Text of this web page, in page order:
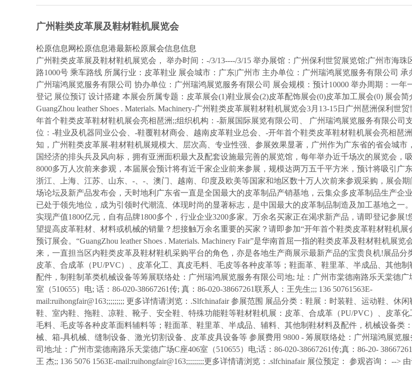
广州鞋类皮革展及鞋材鞋机展览会
松原信息网松原信息港最新松原展会信息信息
广州鞋类皮革展及鞋材鞋机展览会， 举办时间：-/3/13----/3/15 举办展馆：广州保利世贸展览馆;广州市海珠
路1000号 乘车路线 所属行业：皮革鞋业 展会城市：广东|广州市 主办单位：广州瑞鸿展览服务有限公司 承
广州瑞鸿展览服务有限公司 协办单位：广州瑞鸿展览服务有限公司 展会规模：预计10000 举办周期：一年
登记 展位预订 设计搭建 本展会所属专题：皮革展会(1)鞋业展会(2)皮革配饰展会(0)皮革加工展会(0) 展会简
GuangZhou leather Shoes . Materials. Machinery-广州鞋类皮革展鞋材鞋机展览会3月13-15日广州琶洲保利世
年首个鞋类皮革鞋材鞋机展会亮相琶洲;;组织机构：-新展国际展览有限公司、 广州瑞鸿展览服务有限公司
位：-鞋业及机器同业公会、-鞋覆鞋材商会、越南皮革鞋业总会、-开年首个鞋类皮革鞋材鞋机展会亮相琶
知，广州鞋类皮革展-鞋材鞋机展规模大、层次高、专业性强、参展效果显著，广州作为广东省的省会城市
国经济的排头兵及风向标，拥有亚洲面积最大及配套设施最完善的展览馆，每年举办近千场次的展览会，
8000多万人次前来参观，本届展会预计将有近千家企业前来参展，规模达两万五千平方米，预计将吸引广东
浙江、上海、江苏、山东、-、-、澳门、越南、印度及欧美等国家和地区数十万人次前来参观采购，展会期
场论坛及新产品发布会，天时地利广东省一直是全国最大的皮革制品产销基地，云集众多皮革制品生产企
已处于领先地位，成为引领时代潮流、体现时尚的显著标志，是中国最大的皮革制品制造及加工基地之一
实现产值1800亿元，自有品牌1800多个，行业企业3200多家。万余名买家正在渴求新产品，请即登记参展!
望提高皮革鞋材、材料或机械的销量？想接触万余名重要的买家？请即参加“开年首个鞋类皮革鞋材鞋机展
预订展会。“GuangZhou leather Shoes . Materials. Machinery Fair”是华南首屈一指的鞋类皮革及鞋材鞋机展览
来，一直担当区内鞋类皮革及鞋材鞋机采购平台的角色，亦是各地生产商展示最新产品的宝贵良机!展品分
皮革、合成革（PU/PVC）、皮革化工、真皮毛料、毛皮等各种皮革等；鞋面革、鞋里革、半成品、其他制
配件，制鞋制革类机械设备等筹展联络处：广州瑞鸿展览服务有限公司地; 址：广州市棠德南路乐天棠德广
室（510655）电; 话：86-020-38667261传; 真：86-020-38667261联系人：王先生;;; 136 50761563E-
mail:ruihongfair@163;;;;;;;;; 更多详情请浏览：.Slfchinafair 参展范围 展品分类：鞋展：时装鞋、运动鞋、休闲
鞋、室内鞋、拖鞋、凉鞋、靴子、安全鞋、特殊功能鞋等鞋材鞋机展：皮革、合成革（PU/PVC）、皮革化
毛料、毛皮等各种皮革面料辅料等；鞋面革、鞋里革、半成品、辅料、其他制鞋材料及配件，机械设备类
械、箱-具机械、缝制设备、激光切割设备、皮革皮具设备等 参展费用 9800 - 筹展联络处：广州瑞鸿展览服
司地;址：广州市棠德南路乐天棠德广场C座406室（510655）电;话：86-020-38667261传;真：86-20-
王 杰;; 136 5076 1563E-mail:ruihongfair@163;;;;;;;;;更多详情请浏览：.slfchinafair 展位预定： 参观咨询： -->